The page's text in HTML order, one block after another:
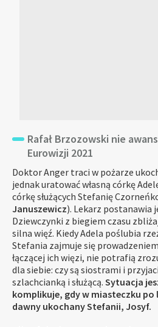
Rafał Brzozowski nie
Eurowizji 2021
Doktor Anger traci w pożarze
jednak uratować własną córkę
córkę służących Stefanię
Januszewicz). Lekarz postanawia
Dziewczynki z biegiem czasu
silna więź. Kiedy Adela poślubia
Stefania zajmuje się
łączącej ich więzi, nie potrafią
dla siebie: czy są siostrami i
szlachcianką i służącą. Sytuacja
komplikuje, gdy w miasteczku
dawny ukochany Stefanii, Josyf.